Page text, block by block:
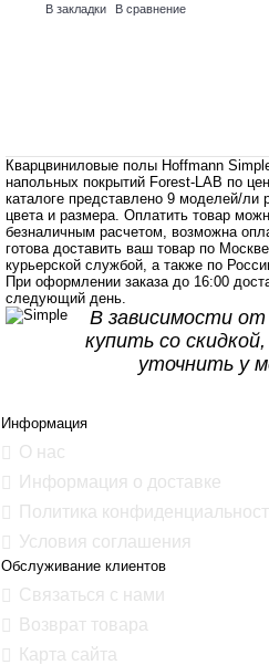
В зависимости
купить со
уточнить у
В закладки В сравнение
Кварцвиниловые полы Hoffmann
напольных покрытий Forest-LAB по
каталоге представлено 9 моделей/ли
цвета и размера. Оплатить товар
безналичным расчетом, возможна
готова доставить ваш товар по
курьерской службой, а также по
При оформлении заказа до 16:00
следующий день.
Информация
О нас
Информация о доставке
Политика
Условия соглашения
Обслуживание клиентов
Связаться с нами
Возврат товара
Карта сайта